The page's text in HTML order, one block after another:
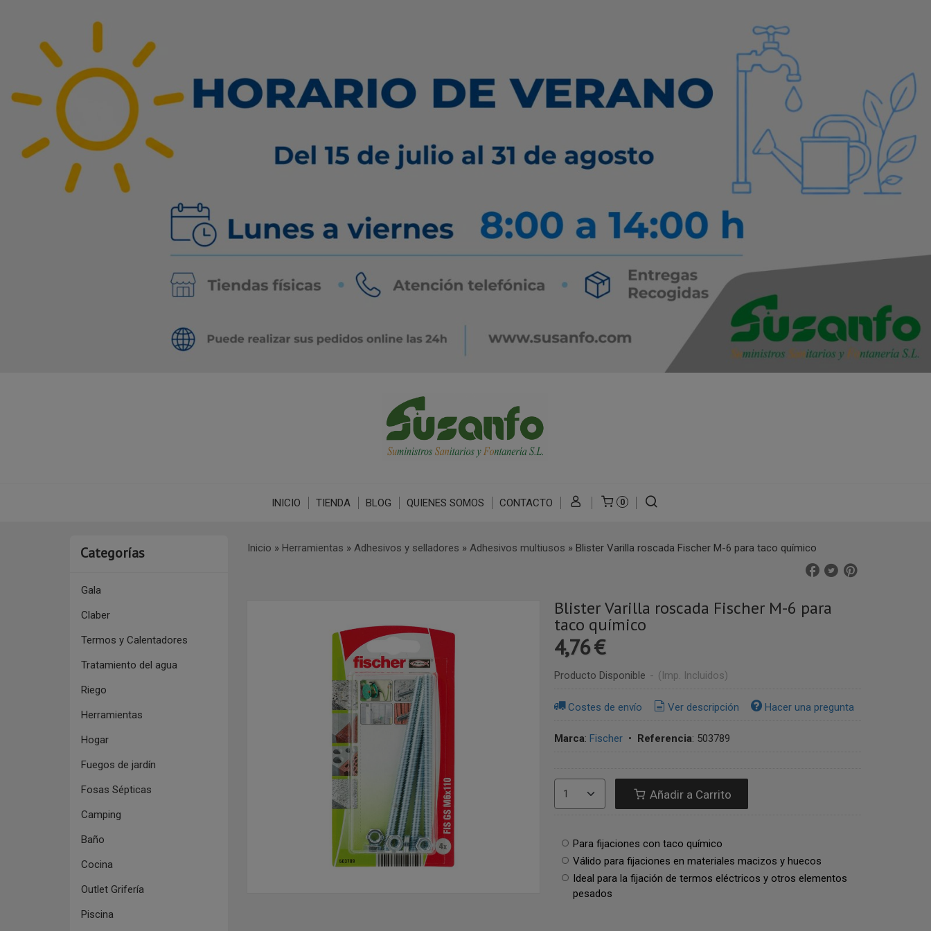
INICIO TIENDA BLOG QUIENES SOMOS CONTACTO 0
Categorías
Gala
Claber
Termos y Calentadores
Tratamiento del agua
Riego
Herramientas
Hogar
Fuegos de jardín
Fosas Sépticas
Camping
Baño
Cocina
Outlet Grifería
Piscina
Inicio » Herramientas » Adhesivos y selladores » Adhesivos multiusos » Blister Varilla roscada Fischer M-6 para taco químico
Blister Varilla roscada Fischer M-6 para
taco químico
4,76 €
Producto Disponible - (Imp. Incluidos)
Costes de envío Ver descripción Hacer una pregunta
Marca: Fischer• Referencia: 503789
Añadir a Carrito
Para fijaciones con taco químico
Válido para fijaciones en materiales macizos y huecos
Ideal para la fijación de termos eléctricos y otros elementos
pesados